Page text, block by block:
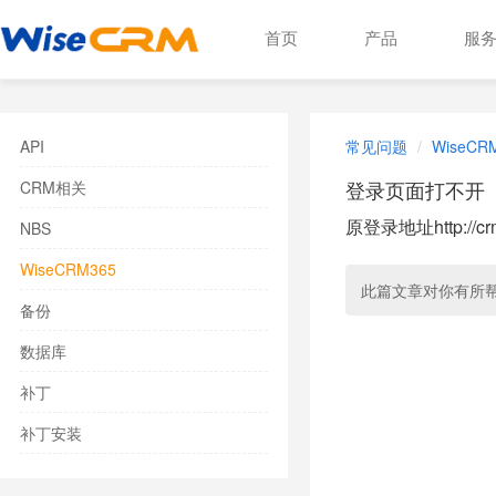
首页 产品 服务
API
CRM相关
NBS
WiseCRM365
备份
数据库
补丁
补丁安装
常见问题
登录页面打不开
原登录地址http://
此篇文章对你有所